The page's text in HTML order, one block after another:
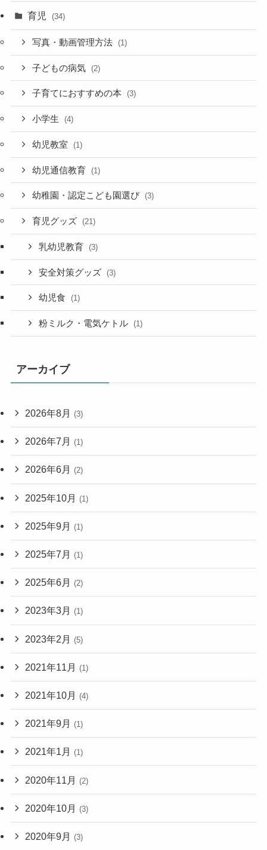
育児 (34)
写真・動画管理方法 (1)
子どもの病気 (2)
子育てにおすすめの本 (3)
小学生 (4)
幼児教室 (1)
幼児通信教育 (1)
幼稚園・認定こども園選び (3)
育児グッズ (21)
乳幼児教育 (3)
安全対策グッズ (3)
幼児食 (1)
粉ミルク・電気ケトル (1)
アーカイブ
2026年8月 (3)
2026年7月 (1)
2026年6月 (2)
2025年10月 (1)
2025年9月 (1)
2025年7月 (1)
2025年6月 (2)
2023年3月 (1)
2023年2月 (5)
2021年11月 (1)
2021年10月 (4)
2021年9月 (1)
2021年1月 (1)
2020年11月 (2)
2020年10月 (3)
2020年9月 (3)